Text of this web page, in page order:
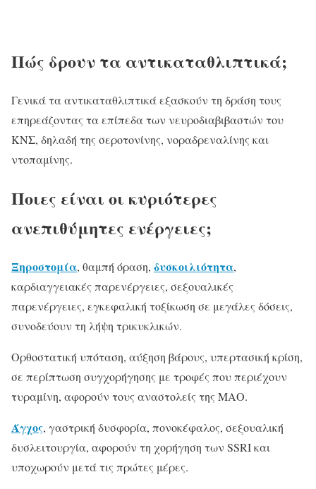
Πώς δρουν τα αντικαταθλιπτικά;
Γενικά τα αντικαταθλιπτικά εξασκούν τη δράση τους
επηρεάζοντας τα επίπεδα των νευροδιαβιβαστών του
ΚΝΣ, δηλαδή της σεροτονίνης, νοραδρεναλίνης και
ντοπαμίνης.
Ποιες είναι οι κυριότερες
ανεπιθύμητες ενέργειες;
Ξηροστομία, θαμπή όραση, δυσκοιλιότητα,
καρδιαγγειακές παρενέργειες, σεξουαλικές
παρενέργειες, εγκεφαλική τοξίκωση σε μεγάλες δόσεις,
συνοδεύουν τη λήψη τρικυκλικών.
Ορθοστατική υπόταση, αύξηση βάρους, υπερτασική κρίση,
σε περίπτωση συγχορήγησης με τροφές που περιέχουν
τυραμίνη, αφορούν τους αναστολείς της ΜΑΟ.
Άγχος, γαστρική δυσφορία, πονοκέφαλος, σεξουαλική
δυσλειτουργία, αφορούν τη χορήγηση των SSRI και
υποχωρούν μετά τις πρώτες μέρες.